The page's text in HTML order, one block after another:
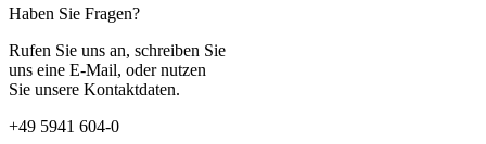
Haben Sie Fragen?
Rufen Sie uns an, schreiben Sie
uns eine E-Mail, oder nutzen
Sie unsere Kontaktdaten.
+49 5941 604-0